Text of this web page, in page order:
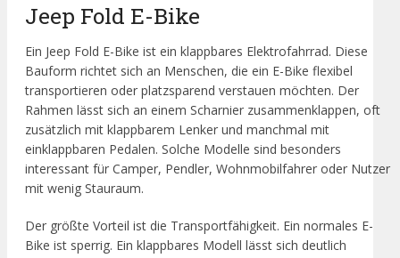
Jeep Fold E-Bike
Ein Jeep Fold E-Bike ist ein klappbares Elektrofahrrad. Diese
Bauform richtet sich an Menschen, die ein E-Bike flexibel
transportieren oder platzsparend verstauen möchten. Der
Rahmen lässt sich an einem Scharnier zusammenklappen, oft
zusätzlich mit klappbarem Lenker und manchmal mit
einklappbaren Pedalen. Solche Modelle sind besonders
interessant für Camper, Pendler, Wohnmobilfahrer oder Nutzer
mit wenig Stauraum.
Der größte Vorteil ist die Transportfähigkeit. Ein normales E-
Bike ist sperrig. Ein klappbares Modell lässt sich deutlich